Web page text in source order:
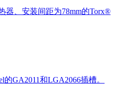
器、安装间距为78mm的Torx®
GA2011和LGA2066插槽。